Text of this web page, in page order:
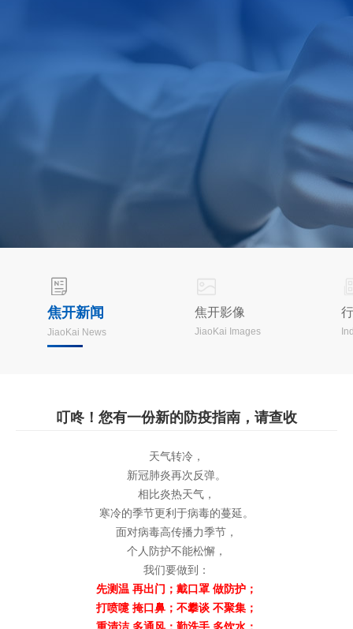
焦开新闻
JiaoKai News
焦开影像
JiaoKai Images
叮咚！您有一份新的防疫指南，请查收
天气转冷，
新冠肺炎再次反弹。
相比炎热天气，
寒冷的季节更利于病毒的蔓延。
面对病毒高传播力季节，
个人防护不能松懈，
我们要做到：
先测温 再出门；戴口罩 做防护；
打喷嚏 掩口鼻；不攀谈 不聚集；
重清洁 多通风；勤洗手 多饮水；